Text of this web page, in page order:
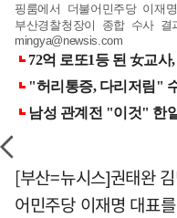
핑룸에서 더불어민주당 이재
부산경찰청장이 종합 수사 결
mingya@newsis.com
[부산=뉴시스]권태완
어민주당 이재명 대표